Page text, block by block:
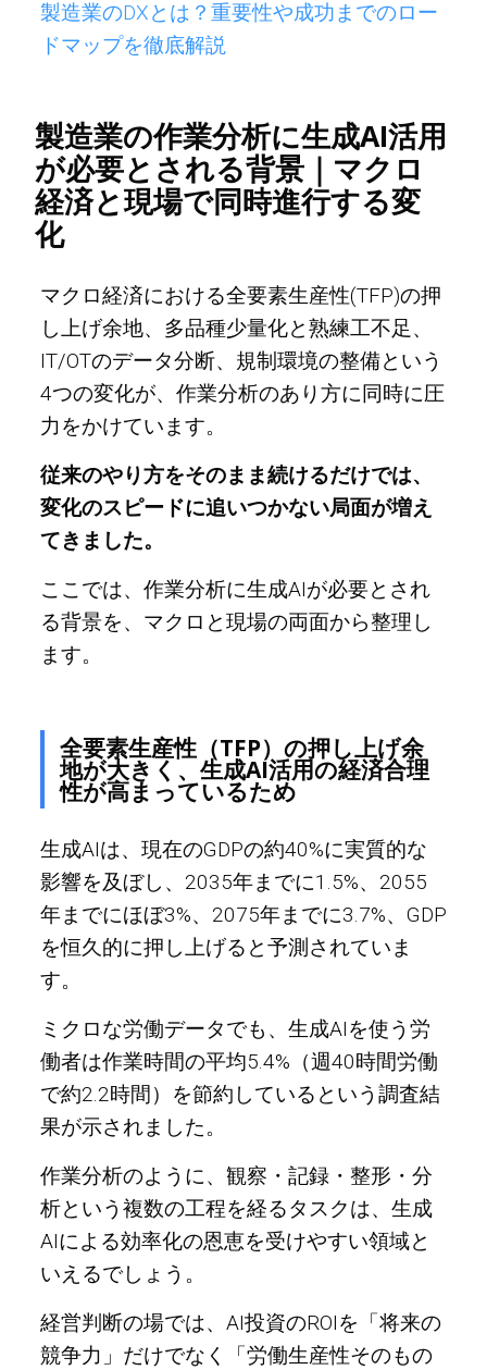
製造業のDXとは？重要性や成功までのロー
ドマップを徹底解説
製造業の作業分析に生成AI活用
が必要とされる背景｜マクロ
経済と現場で同時進行する変
化
マクロ経済における全要素生産性(TFP)の押
し上げ余地、多品種少量化と熟練工不足、
IT/OTのデータ分断、規制環境の整備という
4つの変化が、作業分析のあり方に同時に圧
力をかけています。
従来のやり方をそのまま続けるだけでは、
変化のスピードに追いつかない局面が増え
てきました。
ここでは、作業分析に生成AIが必要とされ
る背景を、マクロと現場の両面から整理し
ます。
全要素生産性（TFP）の押し上げ余
地が大きく、生成AI活用の経済合理
性が高まっているため
生成AIは、現在のGDPの約40%に実質的な
影響を及ぼし、2035年までに1.5%、2055
年までにほぼ3%、2075年までに3.7%、GDP
を恒久的に押し上げると予測されていま
す。
ミクロな労働データでも、生成AIを使う労
働者は作業時間の平均5.4%（週40時間労働
で約2.2時間）を節約しているという調査結
果が示されました。
作業分析のように、観察・記録・整形・分
析という複数の工程を経るタスクは、生成
AIによる効率化の恩恵を受けやすい領域と
いえるでしょう。
経営判断の場では、AI投資のROIを「将来の
競争力」だけでなく「労働生産性そのもの